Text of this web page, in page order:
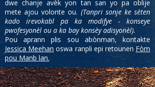
dwe chanje avèk yon tan san yo pa oblije
mete ajou volonte ou. (Tanpri sonje ke sèten
kado irevokabl pa ka modifye - konseye
pwofesyonèl ou a ka bay konsèy adisyonèl).
Pou aprann plis sou abònman, kontakte
Jessica Meehan oswa ranpli epi retounenFòm
pou Manb lan.